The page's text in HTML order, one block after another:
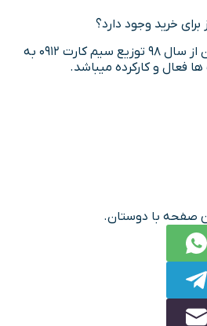
خرید وجود دارد؟
به احتمال 99 درصد؛ خیر. چون از سال 98 توزیع سیم کارت 0912 به
فعال و کارکرده میباشد.
صفحه با دوستان.